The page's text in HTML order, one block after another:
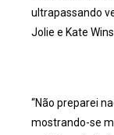
ultrapassando
Jolie e Kate
“Não preparei
mostrando-se